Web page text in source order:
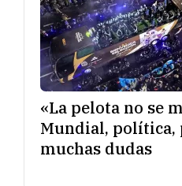
«La pelota no se
Mundial, política,
muchas dudas